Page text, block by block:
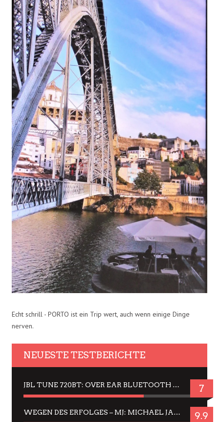
Echt schrill - PORTO ist ein Trip wert, auch wenn einige Dinge
nerven.
NEUESTE TESTBERICHTE
JBL TUNE 720BT: OVER EAR BLUETOOTH KOPFHÖRER UM DIE 50,-€ IM DAUER-TEST 7
WEGEN DES ERFOLGES – MJ: MICHAEL JACKSON MUSICAL IN EINER MATINEE SEHEN 9.9